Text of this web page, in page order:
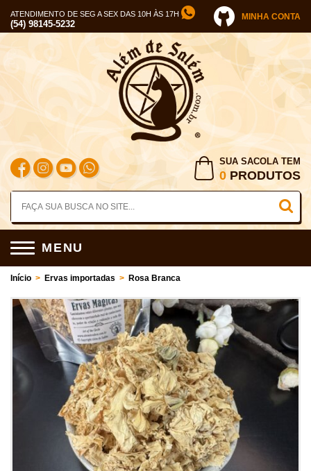
ATENDIMENTO DE SEG A SEX DAS 10H ÀS 17H
(54) 98145-5232
MINHA CONTA
SUA SACOLA TEM
0 PRODUTOS
MENU
Início > Ervas importadas > Rosa Branca